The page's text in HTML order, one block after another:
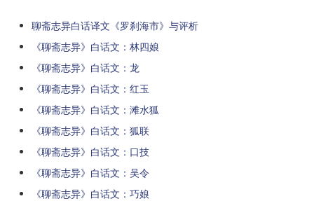
聊斋志异白话译文《罗刹海市》与评析
《聊斋志异》白话文：林四娘
《聊斋志异》白话文：龙
《聊斋志异》白话文：红玉
《聊斋志异》白话文：滩水狐
《聊斋志异》白话文：狐联
《聊斋志异》白话文：口技
《聊斋志异》白话文：吴令
《聊斋志异》白话文：巧娘